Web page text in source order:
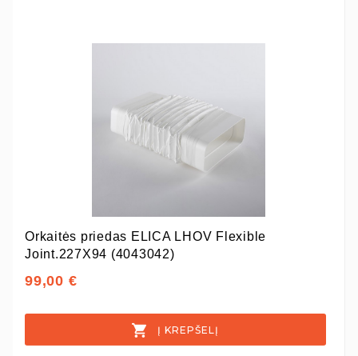
Orkaitės priedas ELICA LHOV Flexible
Joint.227X94 (4043042)
99,00 €
Į KREPŠELĮ